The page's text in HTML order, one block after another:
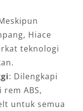
Hiace
teknologi
: Dilengkapi
ABS,
untuk semua